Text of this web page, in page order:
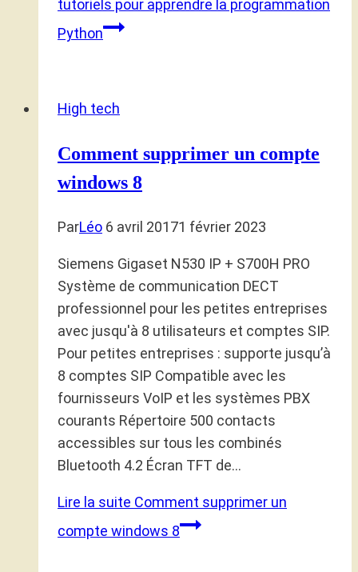
tutoriels pour apprendre la programmation
Python
High tech
Comment supprimer un compte
windows 8
ParLéo 6 avril 20171 février 2023
Siemens Gigaset N530 IP + S700H PRO
Système de communication DECT
professionnel pour les petites entreprises
avec jusqu'à 8 utilisateurs et comptes SIP.
Pour petites entreprises : supporte jusqu’à
8 comptes SIP Compatible avec les
fournisseurs VoIP et les systèmes PBX
courants Répertoire 500 contacts
accessibles sur tous les combinés
Bluetooth 4.2 Écran TFT de…
Lire la suite Comment supprimer un
compte windows 8